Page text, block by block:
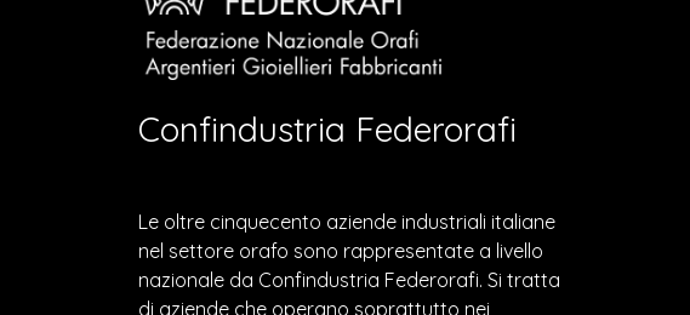
Confindustria Federorafi
Le oltre cinquecento aziende industriali italiane
nel settore orafo sono rappresentate a livello
nazionale da Confindustria Federorafi. Si tratta
di aziende che operano soprattutto nei